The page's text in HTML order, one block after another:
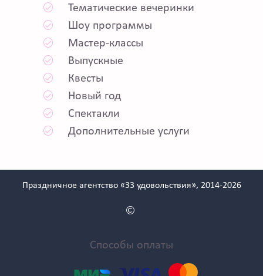
Тематические вечеринки
Шоу программы
Мастер-классы
Выпускные
Квесты
Новый год
Спектакли
Дополнительные услуги
Праздничное агентство «33 удовольствия», 2014-2026
Способы оплаты